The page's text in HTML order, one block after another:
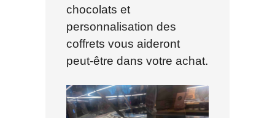
chocolats et
personnalisation des
coffrets vous aideront
peut-être dans votre achat.